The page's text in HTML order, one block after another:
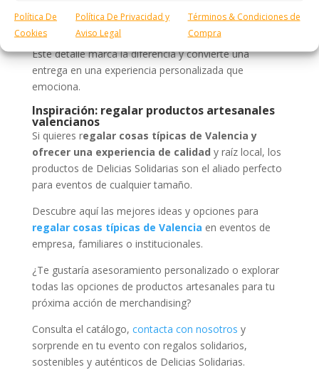
Política De
Cookies
Política De Privacidad y
Aviso Legal
Términos & Condiciones de
Compra
y experiencias conectadas vía QR.
Este detalle marca la diferencia y convierte una
entrega en una experiencia personalizada que
emociona.
Inspiración: regalar productos artesanales
valencianos
Si quieres regalar cosas típicas de Valencia y
ofrecer una experiencia de calidad y raíz local, los
productos de Delicias Solidarias son el aliado perfecto
para eventos de cualquier tamaño.
Descubre aquí las mejores ideas y opciones para
regalar cosas típicas de Valencia en eventos de
empresa, familiares o institucionales.
¿Te gustaría asesoramiento personalizado o explorar
todas las opciones de productos artesanales para tu
próxima acción de merchandising?
Consulta el catálogo, contacta con nosotros y
sorprende en tu evento con regalos solidarios,
sostenibles y auténticos de Delicias Solidarias.